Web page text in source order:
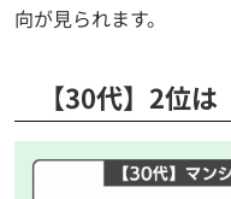
向が見られます。
【30代】2位は